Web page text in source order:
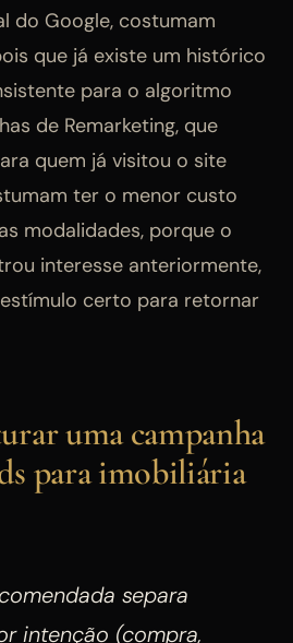
do Google, costumam
que já existe um histórico
para o algoritmo
de Remarketing, que
quem já visitou o site
ter o menor custo
modalidades, porque o
interesse anteriormente,
certo para retornar
uma campanha
para imobiliária
separa
intenção (compra,